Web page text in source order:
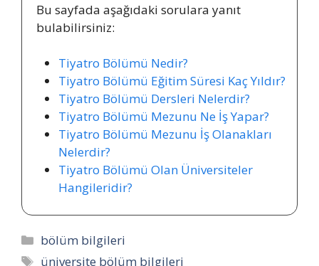
Bu sayfada aşağıdaki sorulara yanıt
bulabilirsiniz:
Tiyatro Bölümü Nedir?
Tiyatro Bölümü Eğitim Süresi Kaç Yıldır?
Tiyatro Bölümü Dersleri Nelerdir?
Tiyatro Bölümü Mezunu Ne İş Yapar?
Tiyatro Bölümü Mezunu İş Olanakları
Nelerdir?
Tiyatro Bölümü Olan Üniversiteler
Hangileridir?
Kategoriler
bölüm bilgileri
Etiketler
üniversite bölüm bilgileri